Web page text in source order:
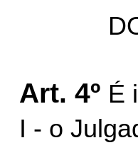
Art. 4º É
I - o